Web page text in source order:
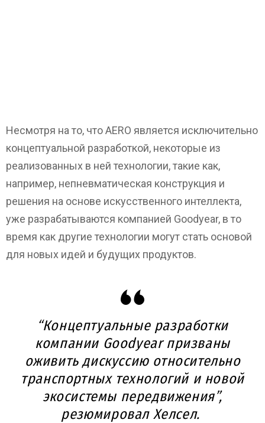
Несмотря на то, что AERO является исключительно
концептуальной разработкой, некоторые из
реализованных в ней технологии, такие как,
например, непневматическая конструкция и
решения на основе искусственного интеллекта,
уже разрабатываются компанией Goodyear, в то
время как другие технологии могут стать основой
для новых идей и будущих продуктов.
“Концептуальные разработки
компании Goodyear призваны
оживить дискуссию относительно
транспортных технологий и новой
экосистемы передвижения”,
резюмировал Хелсел.